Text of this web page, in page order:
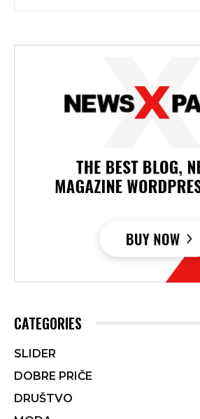
CATEGORIES
SLIDER
DOBRE PRIČE
DRUŠTVO